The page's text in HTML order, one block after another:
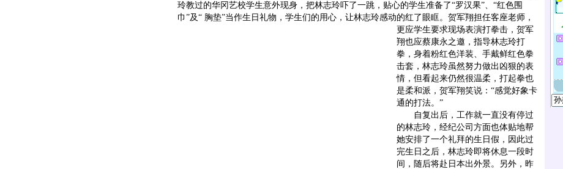
玲教过的华冈艺校学生意外现身，把林志玲吓了一跳，贴心的学生准备了“罗汉果”、“红色围
巾”及“ 胸垫”当作生日礼物，学生们的用心，让林志玲感动的红了眼眶。 贺军翔担任客座老师，
更应学生要求现场表演打拳击，贺军
翔也应蔡康永之邀，指导林志玲打
拳，身着粉红色洋装、手戴鲜红色拳
击套，林志玲虽然努力做出凶狠的表
情，但看起来仍然很温柔，打起拳也
是柔和派，贺军翔笑说：“感觉好象卡
通的打法。”
自复出后，工作就一直没有停过
的林志玲，经纪公司方面也体贴地帮
她安排了一个礼拜的生日假，因此过
完生日之后，林志玲即将休息一段时
间，随后将赴日本出外景。另外，昨